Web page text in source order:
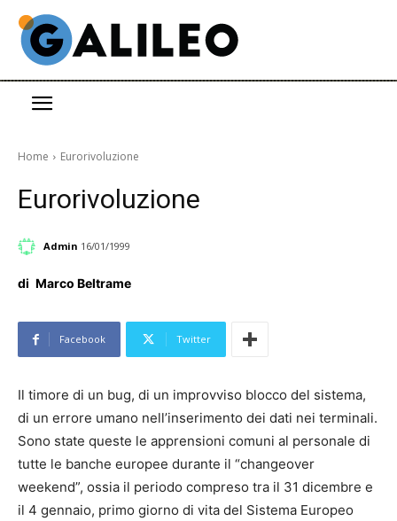
Home Eurorivoluzione
Eurorivoluzione
Admin 16/01/1999
di Marco Beltrame
Facebook Twitter
Il timore di un bug, di un improvviso blocco del sistema,
di un errore umano nell’inserimento dei dati nei terminali.
Sono state queste le apprensioni comuni al personale di
tutte le banche europee durante il “changeover
weekend”, ossia il periodo compreso tra il 31 dicembre e
il 4 gennaio, primo giorno di vita del Sistema Europeo